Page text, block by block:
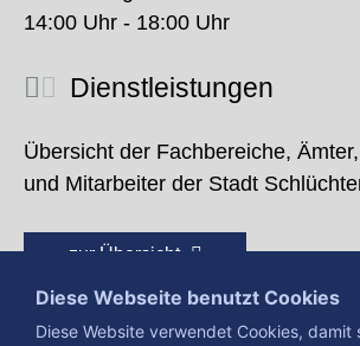
14:00 Uhr - 18:00 Uhr
Dienstleistungen
Übersicht der Fachbereiche,
und Mitarbeiter der Stadt
zur Übersicht
Diese Webseite benutzt Cookies
Diese Website verwendet Cookies, damit